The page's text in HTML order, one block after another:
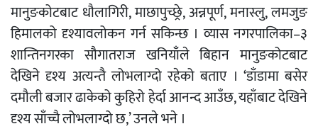
मानुङकोटबाट धौलागिरी, माछापुच्छ्रे, अन्नपूर्ण, मनास्लु, लमजुङ
हिमालको दृश्यावलोकन गर्न सकिन्छ । व्यास नगरपालिका–३
शान्तिनगरका सौगातराज खनियाँले बिहान मानुङकोटबाट
देखिने दृश्य अत्यन्तै लोभलाग्दो रहेको बताए । ‘डाँडामा बसेर
दमौली बजार ढाकेको कुहिरो हेर्दा आनन्द आउँछ, यहाँबाट देखिने
दृश्य साँच्चै लोभलाग्दो छ,’ उनले भने ।